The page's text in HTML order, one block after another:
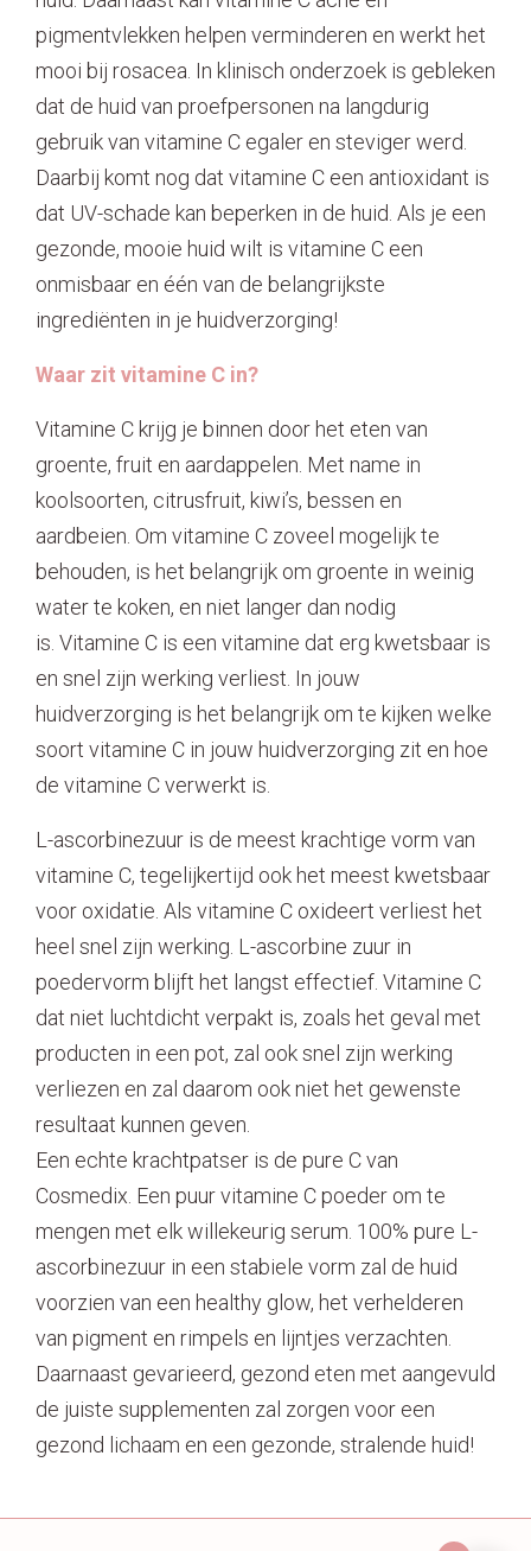
pigmentvlekken helpen verminderen en werkt het
mooi bij rosacea. In klinisch onderzoek is gebleken
dat de huid van proefpersonen na langdurig
gebruik van vitamine C egaler en steviger werd.
Daarbij komt nog dat vitamine C een antioxidant is
dat UV-schade kan beperken in de huid. Als je een
gezonde, mooie huid wilt is vitamine C een
onmisbaar en één van de belangrijkste
ingrediënten in je huidverzorging!
Waar zit vitamine C in?
Vitamine C krijg je binnen door het eten van
groente, fruit en aardappelen. Met name in
koolsoorten, citrusfruit, kiwi’s, bessen en
aardbeien. Om vitamine C zoveel mogelijk te
behouden, is het belangrijk om groente in weinig
water te koken, en niet langer dan nodig
is. Vitamine C is een vitamine dat erg kwetsbaar is
en snel zijn werking verliest. In jouw
huidverzorging is het belangrijk om te kijken welke
soort vitamine C in jouw huidverzorging zit en hoe
de vitamine C verwerkt is.
L-ascorbinezuur is de meest krachtige vorm van
vitamine C, tegelijkertijd ook het meest kwetsbaar
voor oxidatie. Als vitamine C oxideert verliest het
heel snel zijn werking. L-ascorbine zuur in
poedervorm blijft het langst effectief. Vitamine C
dat niet luchtdicht verpakt is, zoals het geval met
producten in een pot, zal ook snel zijn werking
verliezen en zal daarom ook niet het gewenste
resultaat kunnen geven.
Een echte krachtpatser is de pure C van
Cosmedix. Een puur vitamine C poeder om te
mengen met elk willekeurig serum. 100% pure L-
ascorbinezuur in een stabiele vorm zal de huid
voorzien van een healthy glow, het verhelderen
van pigment en rimpels en lijntjes verzachten.
Daarnaast gevarieerd, gezond eten met aangevuld
de juiste supplementen zal zorgen voor een
gezond lichaam en een gezonde, stralende huid!